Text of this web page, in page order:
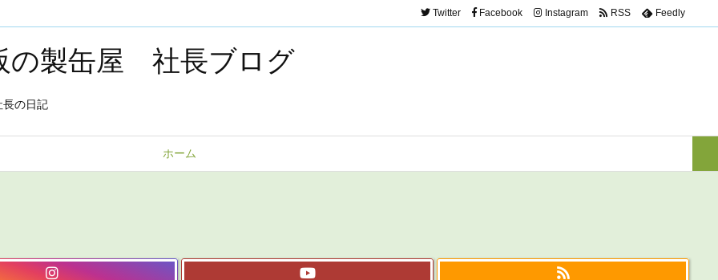
の製缶屋 社長ブログ
の日記
ホーム
Twitter Facebook Instagram RSS Feedly